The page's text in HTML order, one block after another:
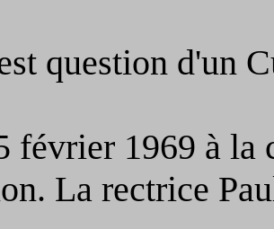
question d'un
février 1969 à la
La rectrice